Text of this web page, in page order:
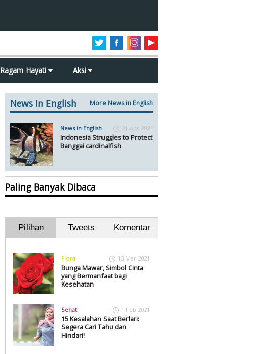
Ragam Hayati Aksi
News In English More News in English
News in English 21 Apr 2024
Indonesia Struggles to Protect
Banggai cardinalfish
Paling Banyak Dibaca
Pilihan Tweets Komentar
Flora 13 Mar 2021
Bunga Mawar, Simbol Cinta
yang Bermanfaat bagi
Kesehatan
Sehat 1 Feb 2021
15 Kesalahan Saat Berlari:
Segera Cari Tahu dan
Hindari!